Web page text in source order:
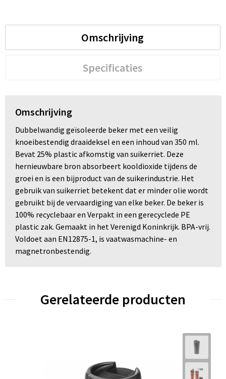
Omschrijving
Specificaties
Omschrijving
Dubbelwandig geïsoleerde beker met een veilig
knoeibestendig draaideksel en een inhoud van 350 ml.
Bevat 25% plastic afkomstig van suikerriet. Deze
hernieuwbare bron absorbeert kooldioxide tijdens de
groei en is een bijproduct van de suikerindustrie. Het
gebruik van suikerriet betekent dat er minder olie wordt
gebruikt bij de vervaardiging van elke beker. De beker is
100% recyclebaar en Verpakt in een gerecyclede PE
plastic zak. Gemaakt in het Verenigd Koninkrijk. BPA-vrij.
Voldoet aan EN12875-1, is vaatwasmachine- en
magnetronbestendig.
Gerelateerde producten